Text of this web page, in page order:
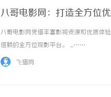
八哥电影网：打造全方位
八哥电影网凭借丰富影视资源和优质体
信赖的全方位观影平台。 ...……
飞猫网